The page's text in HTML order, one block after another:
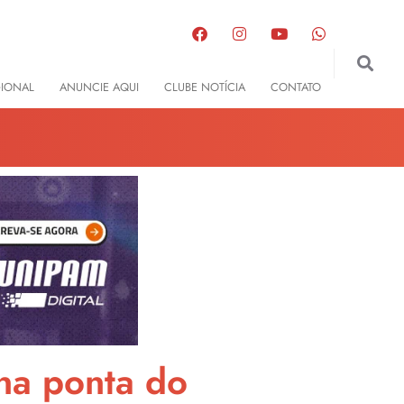
ANUNCIE AQUI CLUBE NOTÍCIA CONTATO
ponta do